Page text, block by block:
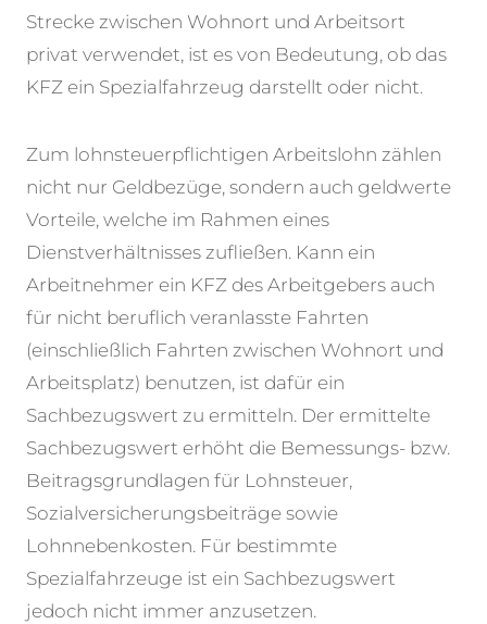
Strecke zwischen Wohnort und Arbeitsort
privat verwendet, ist es von Bedeutung, ob das
KFZ ein Spezialfahrzeug darstellt oder nicht.
Zum lohnsteuerpflichtigen Arbeitslohn zählen
nicht nur Geldbezüge, sondern auch geldwerte
Vorteile, welche im Rahmen eines
Dienstverhältnisses zufließen. Kann ein
Arbeitnehmer ein KFZ des Arbeitgebers auch
für nicht beruflich veranlasste Fahrten
(einschließlich Fahrten zwischen Wohnort und
Arbeitsplatz) benutzen, ist dafür ein
Sachbezugswert zu ermitteln. Der ermittelte
Sachbezugswert erhöht die Bemessungs- bzw.
Beitragsgrundlagen für Lohnsteuer,
Sozialversicherungsbeiträge sowie
Lohnnebenkosten. Für bestimmte
Spezialfahrzeuge ist ein Sachbezugswert
jedoch nicht immer anzusetzen.